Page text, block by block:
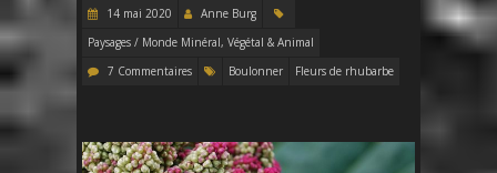
14 mai 2020
Anne Burg
Paysages / Monde Minéral, Végétal & Animal
7 Commentaires
Boulonner Fleurs de rhubarbe